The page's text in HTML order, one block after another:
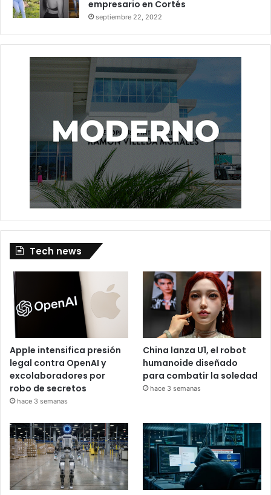
empresario en Cortés
septiembre 22, 2022
Tech news
Apple intensifica presión
legal contra OpenAI y
excolaboradores por
robo de secretos
hace 3 semanas
China lanza U1, el robot
humanoide diseñado
para combatir la soledad
hace 3 semanas